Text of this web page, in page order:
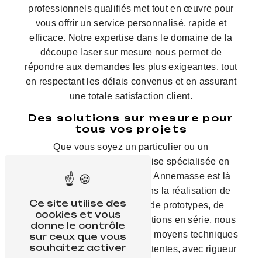
professionnels qualifiés met tout en œuvre pour
vous offrir un service personnalisé, rapide et
efficace. Notre expertise dans le domaine de la
découpe laser sur mesure nous permet de
répondre aux demandes les plus exigeantes, tout
en respectant les délais convenus et en assurant
une totale satisfaction client.
Des solutions sur mesure pour
tous vos projets
Que vous soyez un particulier ou un
professionnel, notre entreprise spécialisée en
découpe laser sur mesure à Annemasse est là
pour vous accompagner dans la réalisation de
vos projets. Qu'il s'agisse de prototypes, de
pièces uniques ou de productions en série, nous
avons les compétences et les moyens techniques
pour répondre à toutes vos attentes, avec rigueur
Ce site utilise des
cookies et vous
donne le contrôle
sur ceux que vous
souhaitez activer